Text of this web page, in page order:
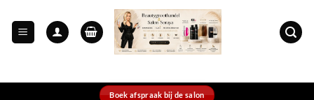
Boek afspraak bij de salon